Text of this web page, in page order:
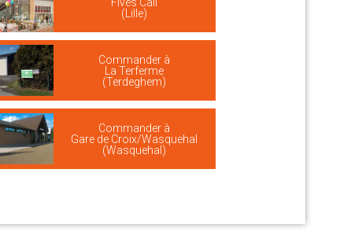
(Lille)
Commander à
La Terferme
(Terdeghem)
Commander à
Gare de Croix/Wasquehal
(Wasquehal)